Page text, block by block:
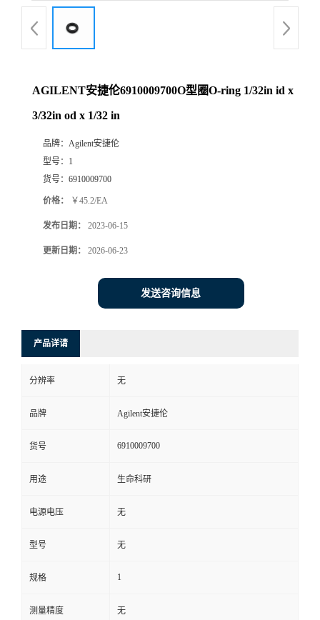
AGILENT安捷伦6910009700O型圈O-ring 1/32in id x
3/32in od x 1/32 in
品牌： Agilent安捷伦
型号： 1
货号： 6910009700
价格： ￥45.2/EA
发布日期： 2023-06-15
更新日期： 2026-06-23
发送咨询信息
产品详请
分辨率 无
品牌 Agilent安捷伦
货号 6910009700
用途 生命科研
电源电压 无
型号 无
规格 1
测量精度 无